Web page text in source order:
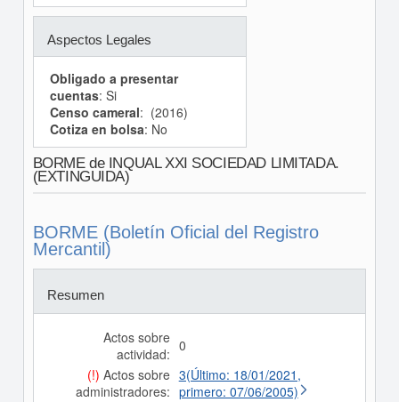
Aspectos Legales
Obligado a presentar
cuentas: Si
Censo cameral: (2016)
Cotiza en bolsa: No
BORME de INQUAL XXI SOCIEDAD LIMITADA.
(EXTINGUIDA)
BORME (Boletín Oficial del Registro
Mercantil)
Resumen
Actos sobre
actividad: 0
(!) Actos sobre
administradores:
3(Último: 18/01/2021,
primero: 07/06/2005)